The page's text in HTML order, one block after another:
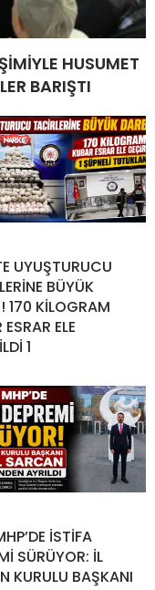
HUSUMET
BARIŞTI
UYUŞTURUCU
BÜYÜK
170 KİLOGRAM
ELE
1
İSTİFA
SÜRÜYOR: İL
KURULU BAŞKANI